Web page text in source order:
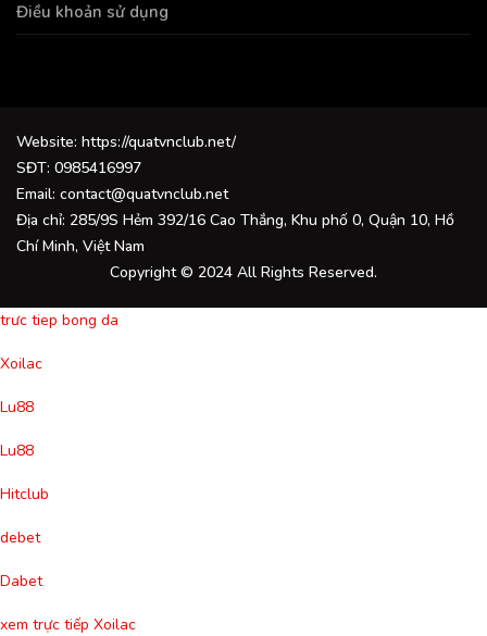
Điều khoản sử dụng
Website: https://quatvnclub.net/
SĐT: 0985416997
Email: contact@quatvnclub.net
Địa chỉ: 285/9S Hẻm 392/16 Cao Thắng, Khu phố 0, Quận 10, Hồ
Chí Minh, Việt Nam
Copyright © 2024 All Rights Reserved.
trưc tiep bong da
Xoilac
Lu88
Lu88
Hitclub
debet
Dabet
xem trực tiếp Xoilac